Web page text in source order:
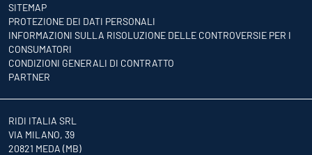
SITEMAP
PROTEZIONE DEI DATI PERSONALI
INFORMAZIONI SULLA RISOLUZIONE DELLE CONTROVERSIE PER I
CONSUMATORI
CONDIZIONI GENERALI DI CONTRATTO
PARTNER
RIDI ITALIA SRL
VIA MILANO, 39
20821 MEDA (MB)